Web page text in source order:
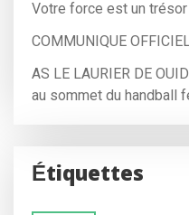
Votre force est un trésor
COMMUNIQUE OFFICIEL
AS LE LAURIER DE
au sommet du handball
Étiquettes